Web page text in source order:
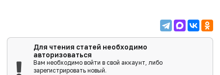
Для чтения статей необходимо
авторизоваться
Вам необходимо войти в свой аккаунт, либо
зарегистрировать новый.